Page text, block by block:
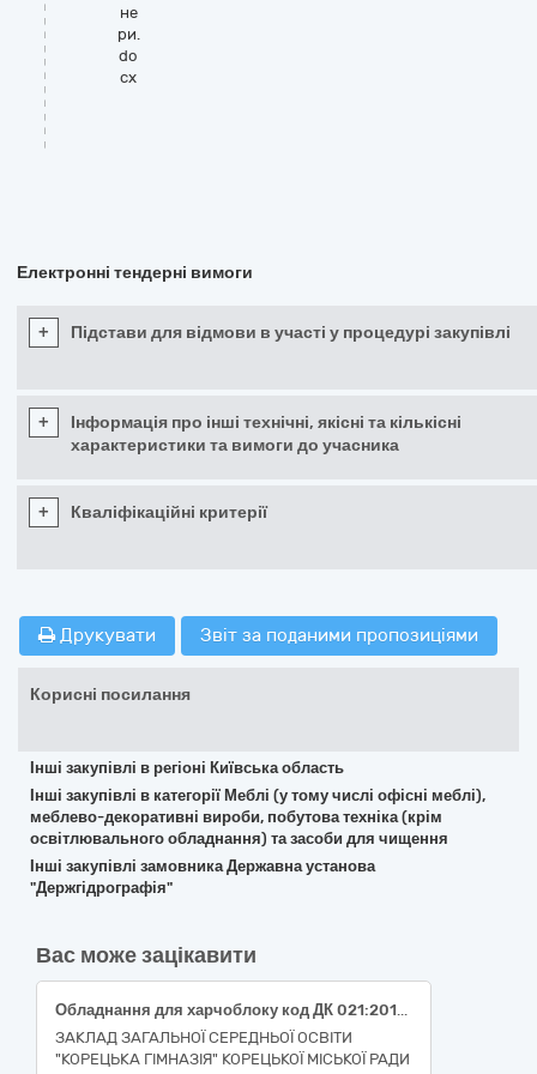
не
ри.
do
cx
Електронні тендерні вимоги
+ Підстави для відмови в участі у процедурі закупівлі
+
Інформація про інші технічні, якісні та кількісні
характеристики та вимоги до учасника
+ Кваліфікаційні критерії
Друкувати Звіт за поданими пропозиціями
Корисні посилання
Інші закупівлі в регіоні Київська область
Інші закупівлі в категорії Меблі (у тому числі офісні меблі),
меблево-декоративні вироби, побутова техніка (крім
освітлювального обладнання) та засоби для чищення
Інші закупівлі замовника Державна установа
"Держгідрографія"
Вас може зацікавити
Обладнання для харчоблоку код ДК 021:2015-39710000-2 Електричні побутові прилади
ЗАКЛАД ЗАГАЛЬНОЇ СЕРЕДНЬОЇ ОСВІТИ
"КОРЕЦЬКА ГІМНАЗІЯ" КОРЕЦЬКОЇ МІСЬКОЇ РАДИ